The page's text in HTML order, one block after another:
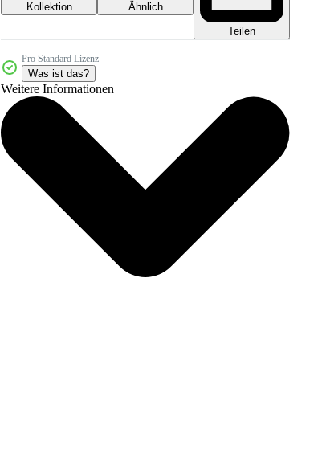
Kollektion
Ähnlich
Teilen
Pro Standard Lizenz
Was ist das?
Weitere Informationen